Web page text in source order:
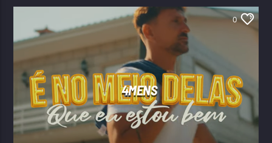
0
4MENS